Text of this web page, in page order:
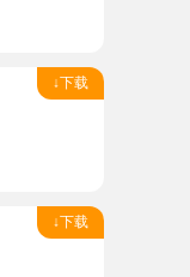
↓下载
↓下载